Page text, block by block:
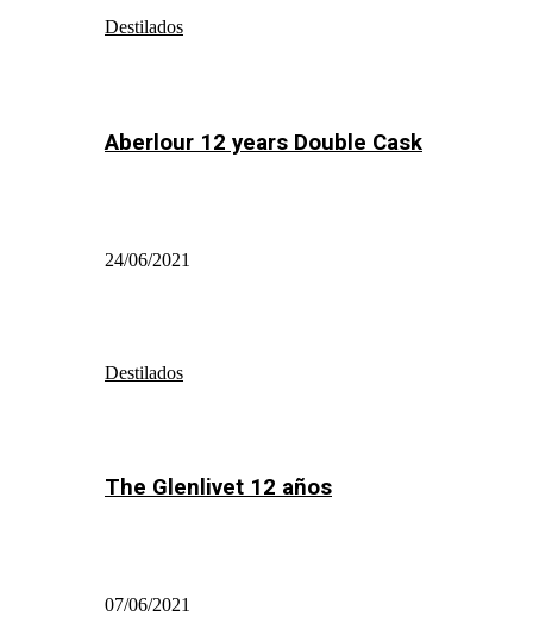
Destilados
Aberlour 12 years Double Cask
24/06/2021
Destilados
The Glenlivet 12 años
07/06/2021